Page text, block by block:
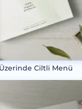
Ciltli Menü